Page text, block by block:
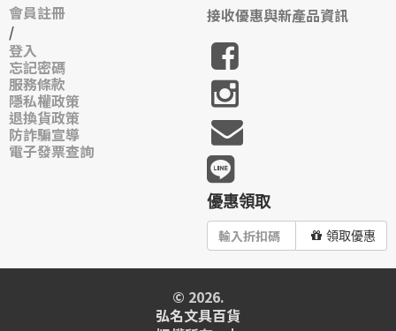
會員註冊
/
登入
忘記密碼
服務條款
隱私權政策
退換貨政策
防詐騙宣導
電子發票查詢
接收優惠與新產品資訊
優惠領取
領取優惠
© 2026.
弘名文具百貨